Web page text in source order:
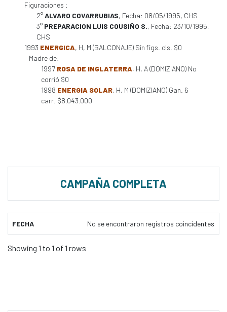
Figuraciones :
2°ALVARO COVARRUBIAS, Fecha: 08/05/1995, CHS
3° PREPARACION LUIS COUSIÑO S., Fecha: 23/10/1995,
CHS
1993 ENERGICA, H, M (BALCONAJE) Sin figs. cls. $0
Madre de:
1997 ROSA DE INGLATERRA, H, A (DOMIZIANO) No
corrió $0
1998 ENERGIA SOLAR, H, M (DOMIZIANO) Gan. 6
carr. $8.043.000
CAMPAÑA COMPLETA
FECHA No se encontraron registros coincidentes
Showing 1 to 1 of 1 rows